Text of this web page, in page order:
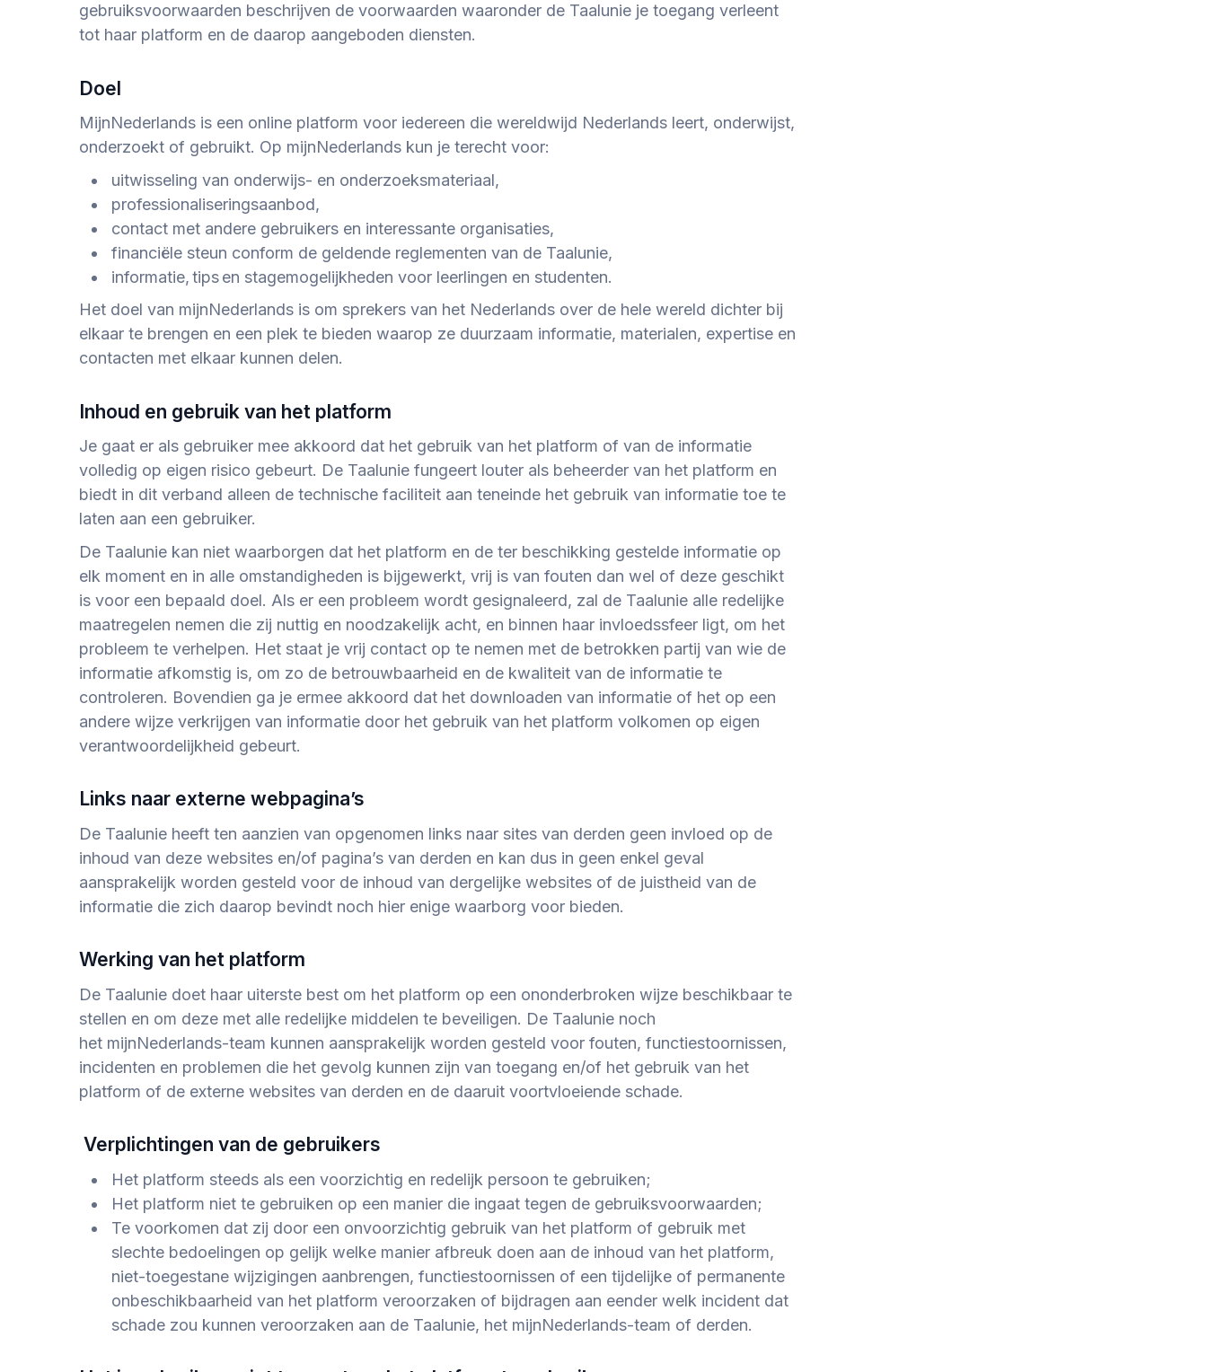
gebruiksvoorwaarden beschrijven de voorwaarden waaronder de Taalunie je toegang verleent
tot haar platform en de daarop aangeboden diensten.
Doel
MijnNederlands is een online platform voor iedereen die wereldwijd Nederlands leert, onderwijst,
onderzoekt of gebruikt. Op mijnNederlands kun je terecht voor:
uitwisseling van onderwijs- en onderzoeksmateriaal,
professionaliseringsaanbod,
contact met andere gebruikers en interessante organisaties,
financiële steun conform de geldende reglementen van de Taalunie,
informatie, tips en stagemogelijkheden voor leerlingen en studenten.
Het doel van mijnNederlands is om sprekers van het Nederlands over de hele wereld dichter bij
elkaar te brengen en een plek te bieden waarop ze duurzaam informatie, materialen, expertise en
contacten met elkaar kunnen delen.
Inhoud en gebruik van het platform
Je gaat er als gebruiker mee akkoord dat het gebruik van het platform of van de informatie
volledig op eigen risico gebeurt. De Taalunie fungeert louter als beheerder van het platform en
biedt in dit verband alleen de technische faciliteit aan teneinde het gebruik van informatie toe te
laten aan een gebruiker.
De Taalunie kan niet waarborgen dat het platform en de ter beschikking gestelde informatie op
elk moment en in alle omstandigheden is bijgewerkt, vrij is van fouten dan wel of deze geschikt
is voor een bepaald doel. Als er een probleem wordt gesignaleerd, zal de Taalunie alle redelijke
maatregelen nemen die zij nuttig en noodzakelijk acht, en binnen haar invloedssfeer ligt, om het
probleem te verhelpen. Het staat je vrij contact op te nemen met de betrokken partij van wie de
informatie afkomstig is, om zo de betrouwbaarheid en de kwaliteit van de informatie te
controleren. Bovendien ga je ermee akkoord dat het downloaden van informatie of het op een
andere wijze verkrijgen van informatie door het gebruik van het platform volkomen op eigen
verantwoordelijkheid gebeurt.
Links naar externe webpagina’s
De Taalunie heeft ten aanzien van opgenomen links naar sites van derden geen invloed op de
inhoud van deze websites en/of pagina’s van derden en kan dus in geen enkel geval
aansprakelijk worden gesteld voor de inhoud van dergelijke websites of de juistheid van de
informatie die zich daarop bevindt noch hier enige waarborg voor bieden.
Werking van het platform
De Taalunie doet haar uiterste best om het platform op een ononderbroken wijze beschikbaar te
stellen en om deze met alle redelijke middelen te beveiligen. De Taalunie noch
het mijnNederlands-team kunnen aansprakelijk worden gesteld voor fouten, functiestoornissen,
incidenten en problemen die het gevolg kunnen zijn van toegang en/of het gebruik van het
platform of de externe websites van derden en de daaruit voortvloeiende schade.
Verplichtingen van de gebruikers
Het platform steeds als een voorzichtig en redelijk persoon te gebruiken;
Het platform niet te gebruiken op een manier die ingaat tegen de gebruiksvoorwaarden;
Te voorkomen dat zij door een onvoorzichtig gebruik van het platform of gebruik met
slechte bedoelingen op gelijk welke manier afbreuk doen aan de inhoud van het platform,
niet-toegestane wijzigingen aanbrengen, functiestoornissen of een tijdelijke of permanente
onbeschikbaarheid van het platform veroorzaken of bijdragen aan eender welk incident dat
schade zou kunnen veroorzaken aan de Taalunie, het mijnNederlands-team of derden.